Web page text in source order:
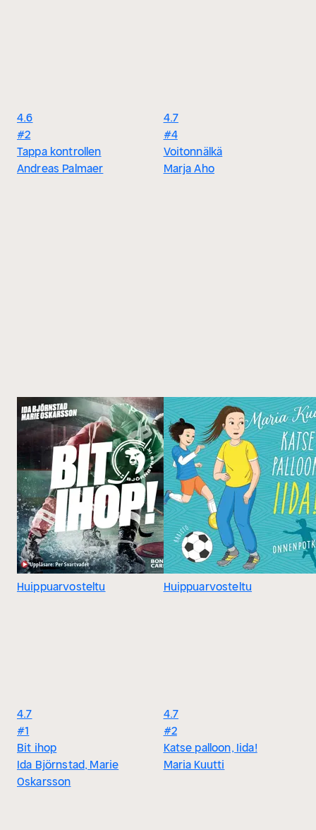
4.6
#2
Tappa kontrollen
Andreas Palmaer
4.7
#4
Voitonnälkä
Marja Aho
Huippuarvosteltu
4.7
#1
Bit ihop
Ida Björnstad, Marie
Oskarsson
Huippuarvosteltu
4.7
#2
Katse palloon, Iida!
Maria Kuutti